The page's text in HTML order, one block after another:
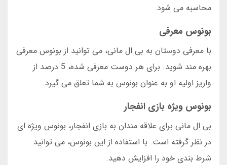
محاسبه می شود.
بونوس معرفی
با معرفی دوستان به بی ال مانی، می توانید از بونوس معرفی
بهره مند شوید. برای هر دوست معرفی شده، 5 درصد از
واریز اولیه او به عنوان بونوس به شما تعلق می گیرد.
بونوس ویژه بازی انفجار
بی ال مانی برای علاقه مندان به بازی انفجار، بونوس ویژه ای
در نظر گرفته است. با استفاده از این بونوس، می توانید
شرط بندی خود را افزایش دهید.